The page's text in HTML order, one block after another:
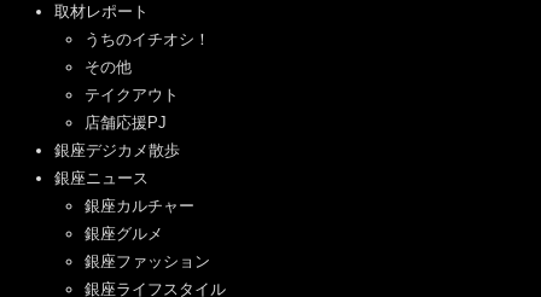
取材レポート
うちのイチオシ！
その他
テイクアウト
店舗応援PJ
銀座デジカメ散歩
銀座ニュース
銀座カルチャー
銀座グルメ
銀座ファッション
銀座ライフスタイル